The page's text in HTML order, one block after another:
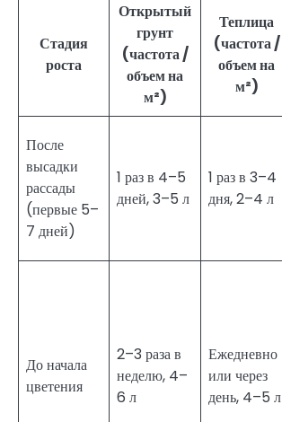
Стадия
роста
Открытый
грунт
(частота /
объем на
м²)
Теплица
(частота /
объем на
м²)
После
высадки
рассады
(первые 5–
7 дней)
1 раз в 4–5
дней, 3–5 л
1 раз в 3–4
дня, 2–4 л
До начала
цветения
2–3 раза в
неделю, 4–
6 л
Ежедневно
или через
день, 4–5 л